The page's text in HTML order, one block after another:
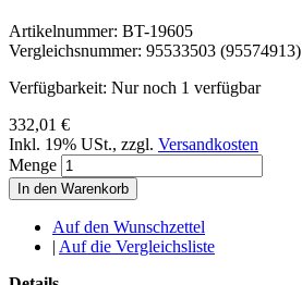
Artikelnummer: BT-19605
Vergleichsnummer: 95533503 (95574913)
Verfügbarkeit: Nur noch 1 verfügbar
332,01 €
Inkl. 19% USt., zzgl. Versandkosten
Menge
In den Warenkorb
Auf den Wunschzettel
| Auf die Vergleichsliste